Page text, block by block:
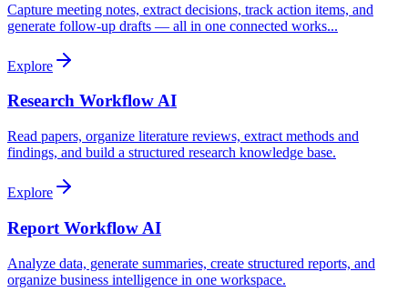
Capture meeting notes, extract decisions, track action items, and
generate follow-up drafts — all in one connected works...
Explore
Research Workflow AI
Read papers, organize literature reviews, extract methods and
findings, and build a structured research knowledge base.
Explore
Report Workflow AI
Analyze data, generate summaries, create structured reports, and
organize business intelligence in one workspace.